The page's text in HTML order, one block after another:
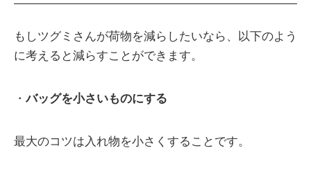
もしツグミさんが荷物を減らしたいなら、以下のよう
に考えると減らすことができます。
・バッグを小さいものにする
最大のコツは入れ物を小さくすることです。